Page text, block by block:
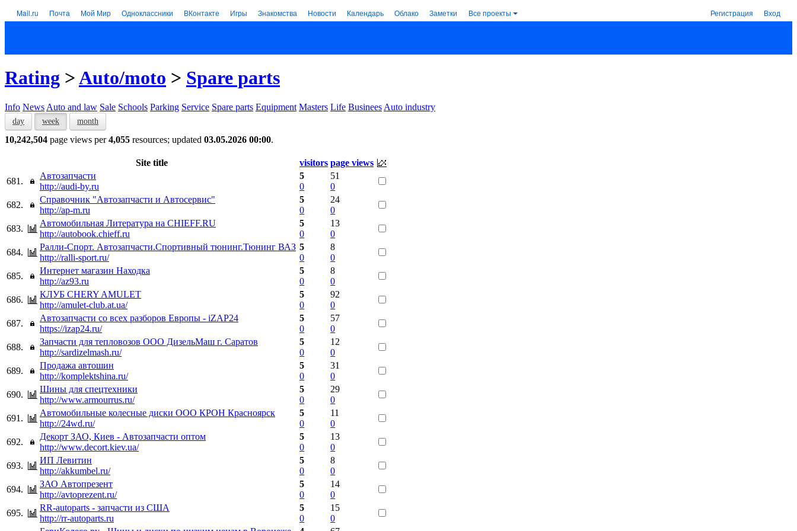
Mail.ru Почта Мой Мир Одноклассники ВКонтакте Игры Знакомства Новости Календарь Облако Заметки Все проекты Регистрация Вход
Rating >Auto/moto > Spare parts
Info News Auto and law Sale Schools Parking Service Spare parts Equipment Masters Life Businees Auto industry
day week month
10,242,504 page views per4,055 resources; updated 03.05.2026 00:00.
Site title visitors page views
681.
Автозапчасти
http://audi-by.ru
5
0
51
0
682.
Справочник "Автозапчасти и Автосервис"
http://ap-m.ru
5
0
24
0
683.
Автомобильная Литература на CHIEFF.RU
http://autobook.chieff.ru
5
0
13
0
684.
Ралли-Спорт. Автозапчасти.Спортивный тюнинг.Тюнинг ВАЗ
http://ralli-sport.ru/
5
0
8
0
685.
Интернет магазин Находка
http://az93.ru
5
0
8
0
686.
КЛУБ CHERY AMULET
http://amulet-club.at.ua/
5
0
92
0
687.
Автозапчасти со всех разборов Европы - iZAP24
https://izap24.ru/
5
0
57
0
688.
Запчасти для тепловозов ООО ДизельМаш г. Саратов
http://sardizelmash.ru/
5
0
12
0
689.
Продажа автошин
http://komplektshina.ru/
5
0
31
0
690.
Шины для спецтехники
http://www.armourrus.ru/
5
0
29
0
691.
Автомобильные колесные диски ООО КРОН Красноярск
http://24wd.ru/
5
0
11
0
692.
Декорт ЗАО, Киев - Автозапчасти оптом
http://www.decort.kiev.ua/
5
0
13
0
693.
ИП Левитин
http://akkumbel.ru/
5
0
8
0
694.
ЗАО Автопрезент
http://avtoprezent.ru/
5
0
14
0
695.
RR-autoparts - запчасти из США
http://rr-autoparts.ru
5
0
15
0